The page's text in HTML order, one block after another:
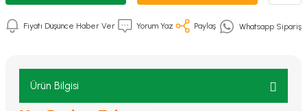
Fiyatı Düşünce Haber Ver Yorum Yaz Paylaş Whatsapp Sipariş
Ürün Bilgisi